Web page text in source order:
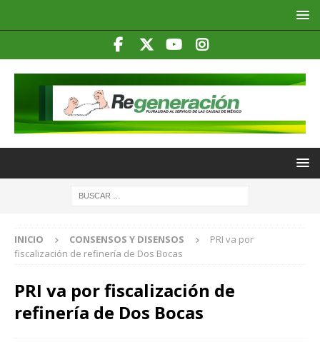
INICIO CONSENSOS Y DISENSOS
PRI va por
fiscalización de refinería de Dos Bocas
PRI va por fiscalización de
refinería de Dos Bocas